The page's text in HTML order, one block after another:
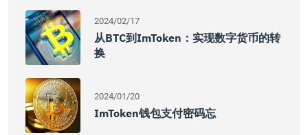
2024/02/17
从BTC到imToken：实现数字货币的转
换
2024/01/20
ImToken钱包支付密码忘